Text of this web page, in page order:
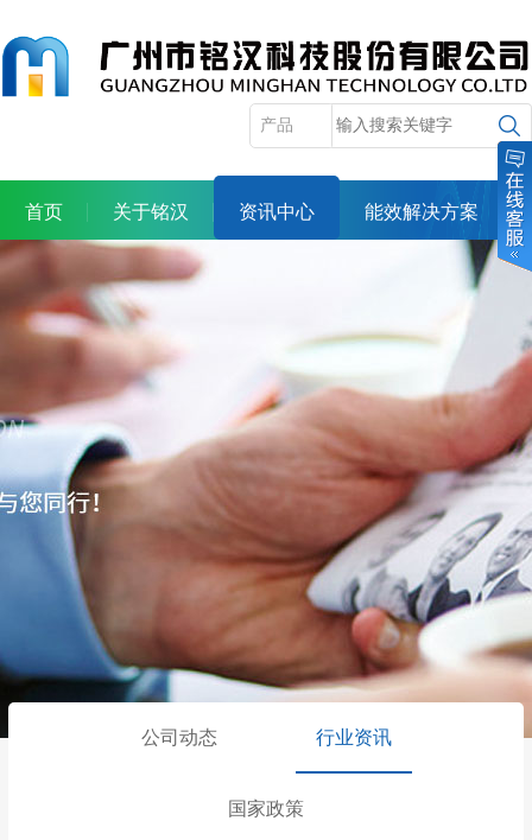
首页 关于铭汉 资讯中心 能效解决方案
服务体系 人力资源
投资者关系
公司动态 行业资讯
国家政策